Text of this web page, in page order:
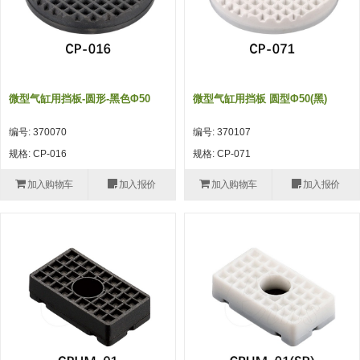
微型气缸用挡板-圆形-黑色φ50
编号: 370070
规格: CP-016
加入购物车 加入报价
微型气缸用挡板 圆型φ50(黑)
编号: 370107
规格: CP-071
加入购物车 加入报价
吸盘(嵌入式) (52)
吸盘(螺丝固定式) (6)
吸盘(TR&TRN) (63)
吸盘(附海绵) (10)
吸盘用配件(EP海绵、静电消除片)
带金具吸盘(扁平真空式) (30)
带金具吸盘(长圆式) (16)
带金具吸盘(波纹管式1.5段) (19)
吸盘(薄钢板用) (7)
交换用吸盘 (85)
吸着金具
吸着金具(细微型、微型) (30)
吸着金具(大型) (8)
吸着金具(附保持机能) (2)
防转式金具(细微型、微型、小型)
大型) (13)
固定式/微型气缸用/调整器(其他)
其他真空配件
真空发生器、过滤器、确认阀 (14)
气剪 (171)
框架・模组
钢管系列 (265)
型材系列・立体框架SUS (143)
标准夹具 (7)
钢管系列
钢管系列SUS钢管 (0)
钢管端盖，钢管切割器，夹持器
连接块/支架 (160)
基础框架 (47)
吸着框架 (8)
夹取模组 (28)
型材系列・立体框架SUS
立体框架铝型材 (9)
连接块组件 (5)
连接块 (16)
连接板 (14)
配管部品・传感器 (154)
其它商品 (20)
配管部品・传感器
汇流板 (8)
垫圈・气管接头・微型接头 (12)
其它商品
螺丝・螺母・垫片 (12)
其它非目录商品 (8)
轻量化·树脂部品
轻量化·树脂部品(微型气缸) (2)
手动型快速交换用夹具